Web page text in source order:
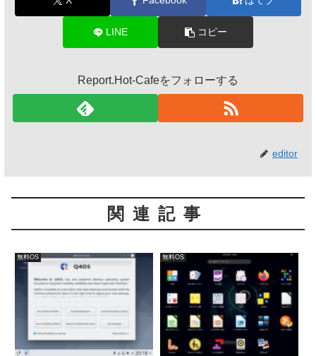
LINE コピー
Report.Hot-Cafeをフォローする
editor
関連記事
無料OS 無料OS